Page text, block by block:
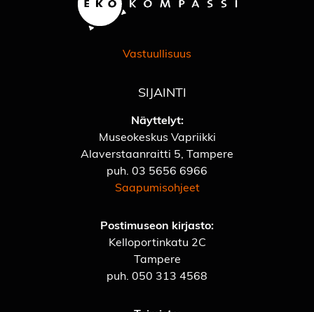
Vastuullisuus
SIJAINTI
Näyttelyt:
Museokeskus Vapriikki
Alaverstaanraitti 5, Tampere
puh. 03 5656 6966
Saapumisohjeet
Postimuseon kirjasto:
Kelloportinkatu 2C
Tampere
puh. 050 313 4568